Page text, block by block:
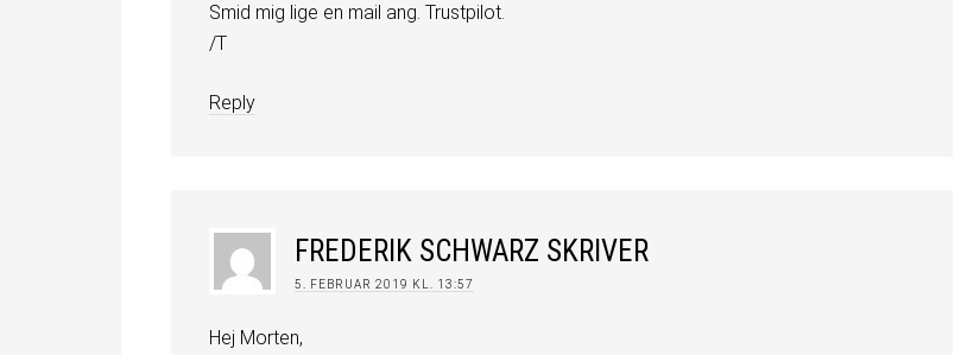
Smid mig lige en mail ang. Trustpilot.
/T
Reply
FREDERIK SCHWARZ SKRIVER
5. FEBRUAR 2019 KL. 13:57
Hej Morten,